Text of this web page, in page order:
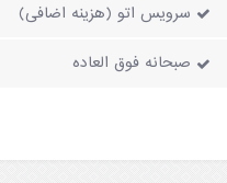
سرویس اتو (هزینه اضافی)
صبحانه فوق العاده